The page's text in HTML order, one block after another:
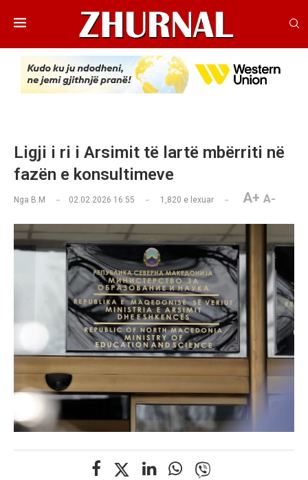
Ligji i ri i Arsimit të lartë mbërriti në
fazën e konsultimeve
Nga B.M 02.02.2026 16:55 1,820 e lexuar A+ A-